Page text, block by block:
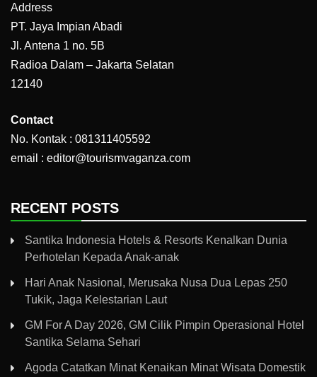
Address
PT. Jaya Impian Abadi
Jl. Antena 1 no. 5B
Radioa Dalam – Jakarta Selatan
12140
Contact
No. Kontak : 081311405592
email : editor@tourismvaganza.com
RECENT POSTS
Santika Indonesia Hotels & Resorts Kenalkan Dunia
Perhotelan Kepada Anak-anak
Hari Anak Nasional, Merusaka Nusa Dua Lepas 250
Tukik, Jaga Kelestarian Laut
GM For A Day 2026, GM Cilik Pimpin Operasional Hotel
Santika Selama Sehari
Agoda Catatkan Minat Kenaikan Minat Wisata Domestik